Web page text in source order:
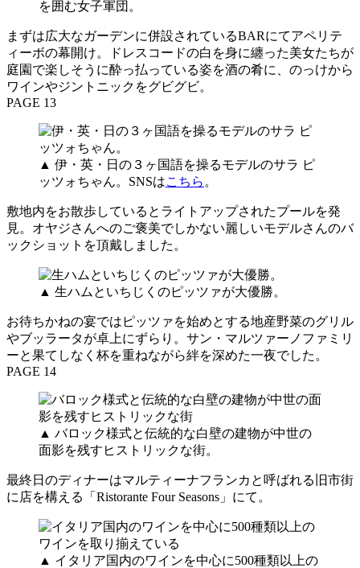
を囲む女子軍団。
まずは広大なガーデンに併設されているBARにてアペリテ
ィーボの幕開け。ドレスコードの白を身に纏った美女たちが
庭園で楽しそうに酔っ払っている姿を酒の肴に、のっけから
ワインやジントニックをグビグビ。
PAGE 13
▲ 伊・英・日の３ヶ国語を操るモデルのサラ ピ
ッツォちゃん。SNSはこちら 。
敷地内をお散歩しているとライトアップされたプールを発
見。オヤジさんへのご褒美でしかない麗しいモデルさんのバ
ックショットを頂戴しました。
▲ 生ハムといちじくのピッツァが大優勝。
お待ちかねの宴ではピッツァを始めとする地産野菜のグリル
やブッラータが卓上にずらり。サン・マルツァーノファミリ
ーと果てしなく杯を重ねながら絆を深めた一夜でした。
PAGE 14
▲ バロック様式と伝統的な白壁の建物が中世の
面影を残すヒストリックな街。
最終日のディナーはマルティーナフランカと呼ばれる旧市街
に店を構える「Ristorante Four Seasons」にて。
▲ イタリア国内のワインを中心に500種類以上の